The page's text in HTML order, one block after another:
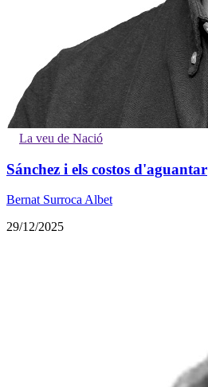
La veu de Nació
Sánchez i els costos d'aguantar
Bernat Surroca Albet
29/12/2025